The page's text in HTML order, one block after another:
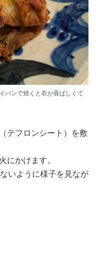
パンで焼くと衣が香ばしくて
テフロンシート）を敷
にかけます。
いように様子を見なが